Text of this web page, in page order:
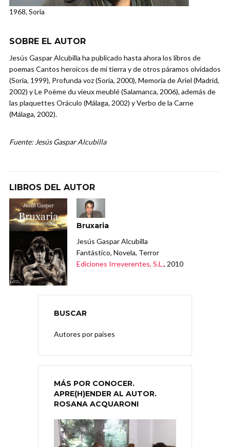
1968, Soria
SOBRE EL AUTOR
Jesús Gaspar Alcubilla ha publicado hasta ahora los libros de
poemas Cantos heroicos de mi tierra y de otros páramos olvidados
(Soria, 1999), Profunda voz (Soria, 2000), Memoria de Ariel (Madrid,
2002) y Le Poème du vieux meublé (Salamanca, 2006), además de
las plaquettes Oráculo (Málaga, 2002) y Verbo de la Carne
(Málaga, 2002).
Fuente: Jesús Gaspar Alcubilla
LIBROS DEL AUTOR
Bruxaria
Jesús Gaspar Alcubilla
Fantástico, Novela, Terror
Ediciones Irreverentes, S.L., 2010
BUSCAR
Autores por países
MÁS POR CONOCER.
APRE(H)ENDER AL AUTOR.
ROSANA ACQUARONI